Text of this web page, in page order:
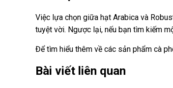
Việc lựa chọn giữa hạt Arabica và
tuyệt vời. Ngược lại, nếu bạn tìm kiếm
Để tìm hiểu thêm về các sản phẩm cà
Bài viết liên quan